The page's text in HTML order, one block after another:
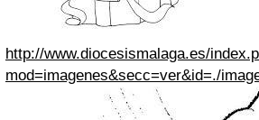
http://www.diocesismalaga.es/
mod=imagenes&secc=ver&id=./